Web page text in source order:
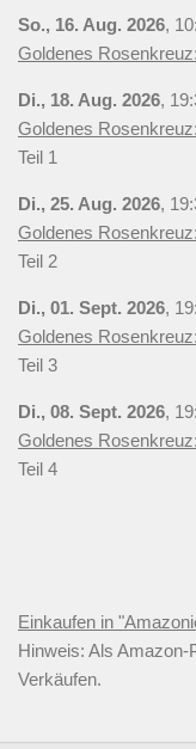
So., 16. Aug. 2026,
Goldenes Rosenkreuz:
Di., 18. Aug. 2026,
Goldenes Rosenkreuz:
Teil 1
Di., 25. Aug. 2026,
Goldenes Rosenkreuz:
Teil 2
Di., 01. Sept. 2026,
Goldenes Rosenkreuz:
Teil 3
Di., 08. Sept. 2026,
Goldenes Rosenkreuz:
Teil 4
Einkaufen in
Hinweis: Als Amazon-
Verkäufen.